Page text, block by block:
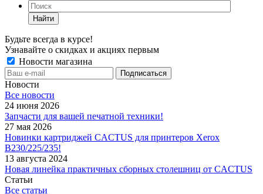
Найти
Будьте всегда в курсе!
Узнавайте о скидках и акциях первым
Новости магазина
Новости
Все новости
24 июня 2026
Запчасти для вашей печатной техники!
27 мая 2026
Новинки картриджей CACTUS для принтеров Xerox
B230/225/235!
13 августа 2024
Новая линейка практичных сборных столешниц от CACTUS
Статьи
Все статьи